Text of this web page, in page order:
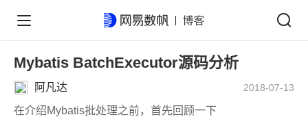
Mybatis BatchExecutor源码分析
阿凡达 2018-07-13
在介绍Mybatis批处理之前，首先回顾一下